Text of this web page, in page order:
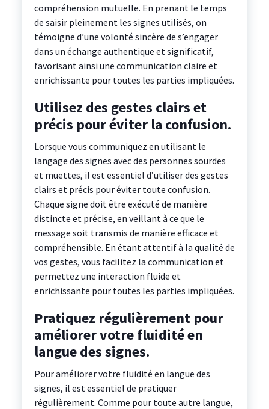
compréhension mutuelle. En prenant le temps
de saisir pleinement les signes utilisés, on
témoigne d’une volonté sincère de s’engager
dans un échange authentique et significatif,
favorisant ainsi une communication claire et
enrichissante pour toutes les parties impliquées.
Utilisez des gestes clairs et
précis pour éviter la confusion.
Lorsque vous communiquez en utilisant le
langage des signes avec des personnes sourdes
et muettes, il est essentiel d’utiliser des gestes
clairs et précis pour éviter toute confusion.
Chaque signe doit être exécuté de manière
distincte et précise, en veillant à ce que le
message soit transmis de manière efficace et
compréhensible. En étant attentif à la qualité de
vos gestes, vous facilitez la communication et
permettez une interaction fluide et
enrichissante pour toutes les parties impliquées.
Pratiquez régulièrement pour
améliorer votre fluidité en
langue des signes.
Pour améliorer votre fluidité en langue des
signes, il est essentiel de pratiquer
régulièrement. Comme pour toute autre langue,